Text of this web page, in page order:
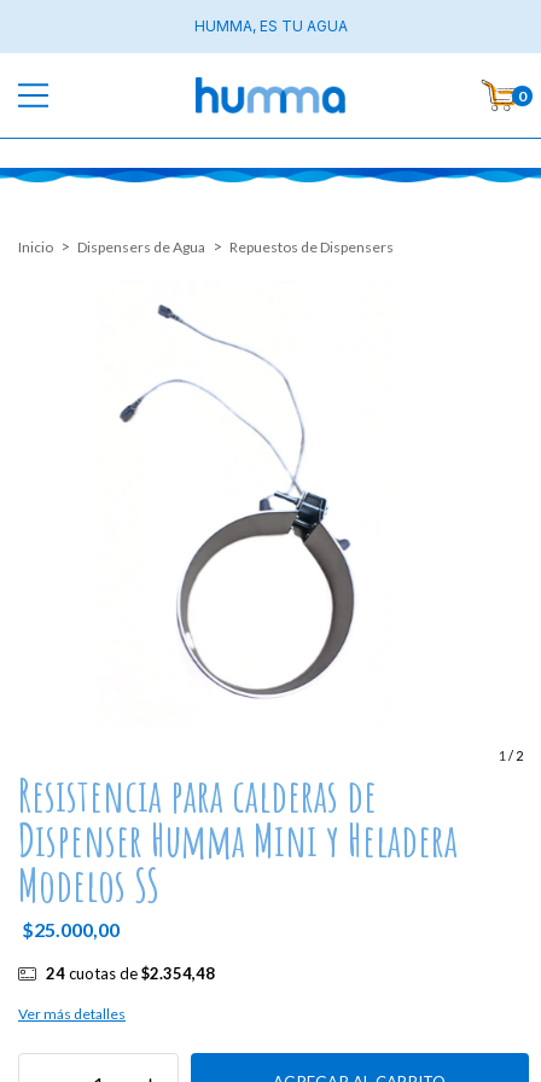
HUMMA, ES TU AGUA
0
Inicio > Dispensers de Agua > Repuestos de Dispensers
1 / 2
Resistencia para calderas de
Dispenser Humma Mini y Heladera
Modelos SS
$25.000,00
24cuotas de$2.354,48
Ver más detalles